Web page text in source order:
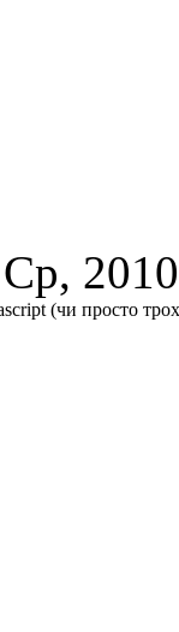
Ср,
(чи просто